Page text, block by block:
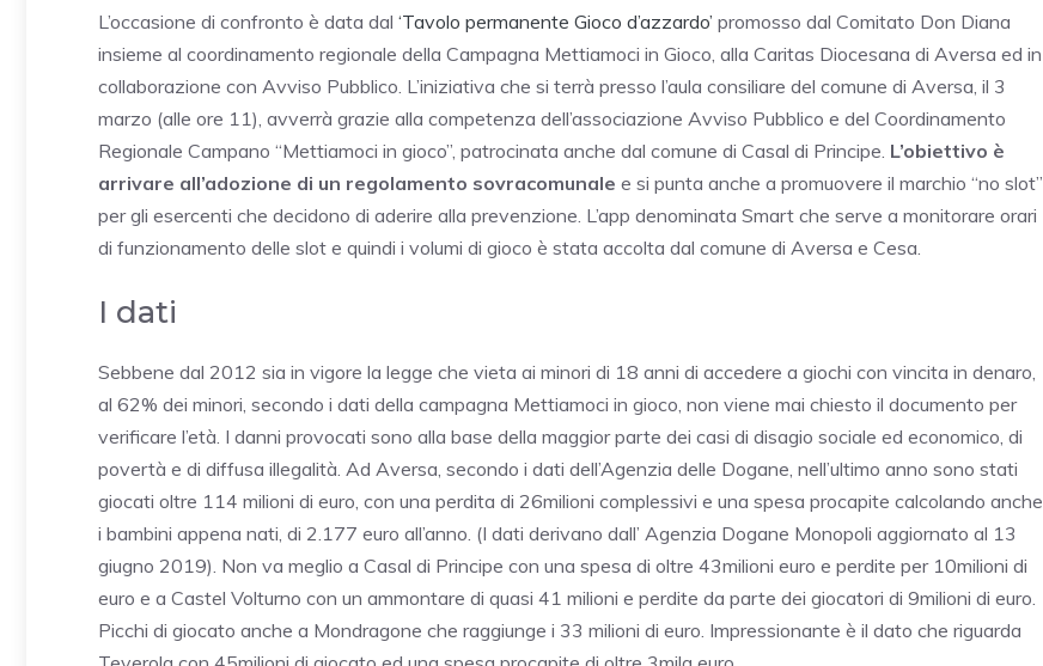
L’occasione di confronto è data dal ‘Tavolo permanente Gioco d’azzardo’ promosso dal Comitato Don Diana
insieme al coordinamento regionale della Campagna Mettiamoci in Gioco, alla Caritas Diocesana di Aversa ed in
collaborazione con Avviso Pubblico. L’iniziativa che si terrà presso l’aula consiliare del comune di Aversa, il 3
marzo (alle ore 11), avverrà grazie alla competenza dell’associazione Avviso Pubblico e del Coordinamento
Regionale Campano “Mettiamoci in gioco”, patrocinata anche dal comune di Casal di Principe. L’obiettivo è
arrivare all’adozione di un regolamento sovracomunale e si punta anche a promuovere il marchio “no slot”
per gli esercenti che decidono di aderire alla prevenzione. L’app denominata Smart che serve a monitorare orari
di funzionamento delle slot e quindi i volumi di gioco è stata accolta dal comune di Aversa e Cesa.
I dati
Sebbene dal 2012 sia in vigore la legge che vieta ai minori di 18 anni di accedere a giochi con vincita in denaro,
al 62% dei minori, secondo i dati della campagna Mettiamoci in gioco, non viene mai chiesto il documento per
verificare l’età. I danni provocati sono alla base della maggior parte dei casi di disagio sociale ed economico, di
povertà e di diffusa illegalità. Ad Aversa, secondo i dati dell’Agenzia delle Dogane, nell’ultimo anno sono stati
giocati oltre 114 milioni di euro, con una perdita di 26milioni complessivi e una spesa procapite calcolando anche
i bambini appena nati, di 2.177 euro all’anno. (I dati derivano dall’ Agenzia Dogane Monopoli aggiornato al 13
giugno 2019). Non va meglio a Casal di Principe con una spesa di oltre 43milioni euro e perdite per 10milioni di
euro e a Castel Volturno con un ammontare di quasi 41 milioni e perdite da parte dei giocatori di 9milioni di euro.
Picchi di giocato anche a Mondragone che raggiunge i 33 milioni di euro. Impressionante è il dato che riguarda